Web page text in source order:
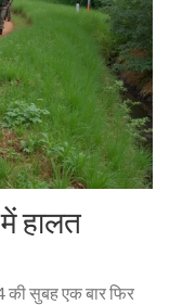
हालत
की सुबह एक बार फिर